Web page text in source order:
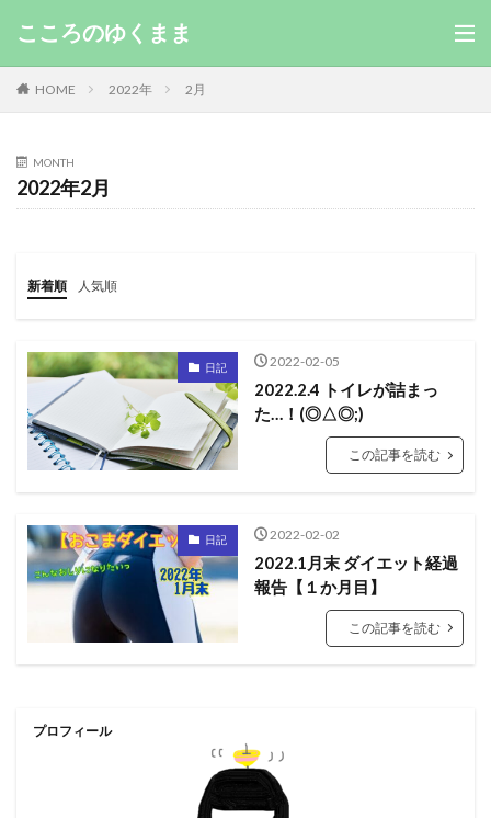
こころのゆくまま
HOME 2022年 2月
MONTH
2022年2月
新着順 人気順
日記 2022-02-05
2022.2.4 トイレが詰まっ
た…！(◎△◎;)
この記事を読む
日記 2022-02-02
2022.1月末 ダイエット経過
報告【１か月目】
この記事を読む
プロフィール